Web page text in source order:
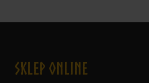
Sklep online